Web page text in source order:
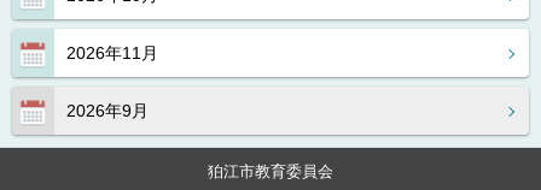
2026年11月
2026年9月
狛江市教育委員会